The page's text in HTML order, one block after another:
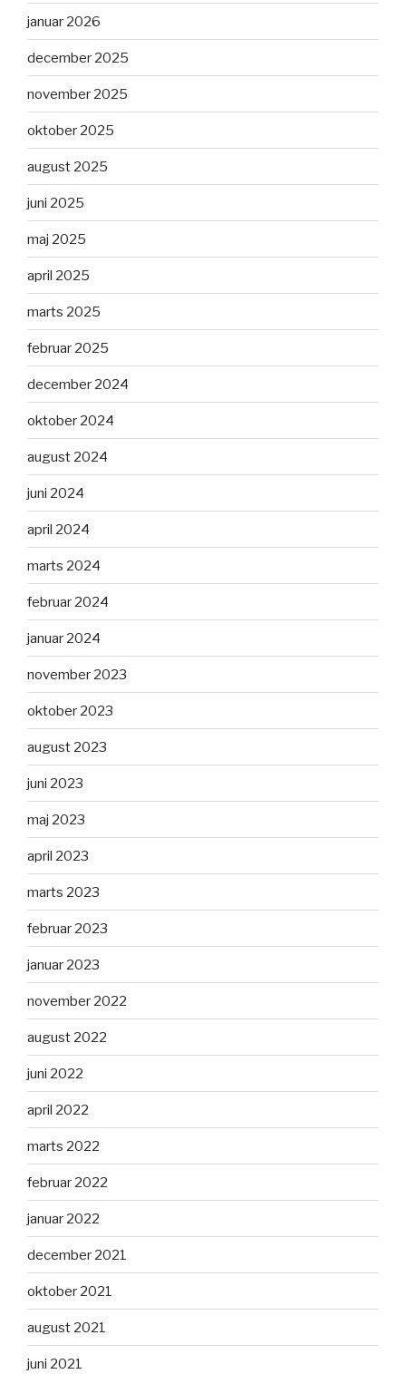
januar 2026
december 2025
november 2025
oktober 2025
august 2025
juni 2025
maj 2025
april 2025
marts 2025
februar 2025
december 2024
oktober 2024
august 2024
juni 2024
april 2024
marts 2024
februar 2024
januar 2024
november 2023
oktober 2023
august 2023
juni 2023
maj 2023
april 2023
marts 2023
februar 2023
januar 2023
november 2022
august 2022
juni 2022
april 2022
marts 2022
februar 2022
januar 2022
december 2021
oktober 2021
august 2021
juni 2021